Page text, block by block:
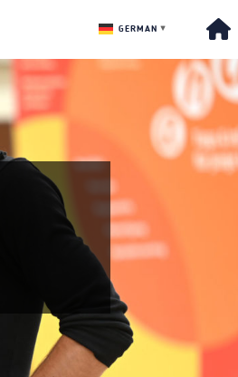
GERMAN ▼